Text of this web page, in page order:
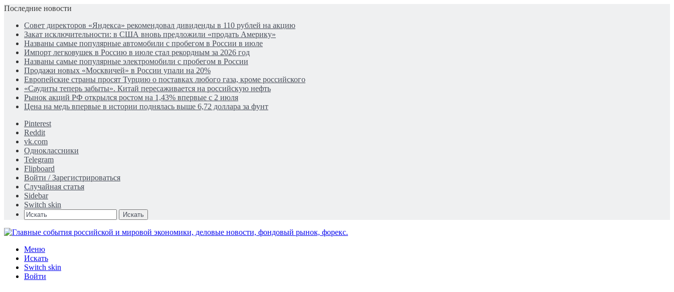
Последние новости
Совет директоров «Яндекса» рекомендовал дивиденды в 110 рублей на акцию
Закат исключительности: в США вновь предложили «продать Америку»
Названы самые популярные автомобили с пробегом в России в июле
Импорт легковушек в Россию в июле стал рекордным за 2026 год
Названы самые популярные электромобили с пробегом в России
Продажи новых «Москвичей» в России упали на 20%
Европейские страны просят Турцию о поставках любого газа, кроме российского
«Саудиты теперь забыты». Китай пересаживается на российскую нефть
Рынок акций РФ открылся ростом на 1,43% впервые с 2 июля
Цена на медь впервые в истории поднялась выше 6,72 доллара за фунт
Pinterest
Reddit
vk.com
Одноклассники
Telegram
Flipboard
Войти / Зарегистрироваться
Случайная статья
Sidebar
Switch skin
Искать
Меню
Искать
Switch skin
Войти